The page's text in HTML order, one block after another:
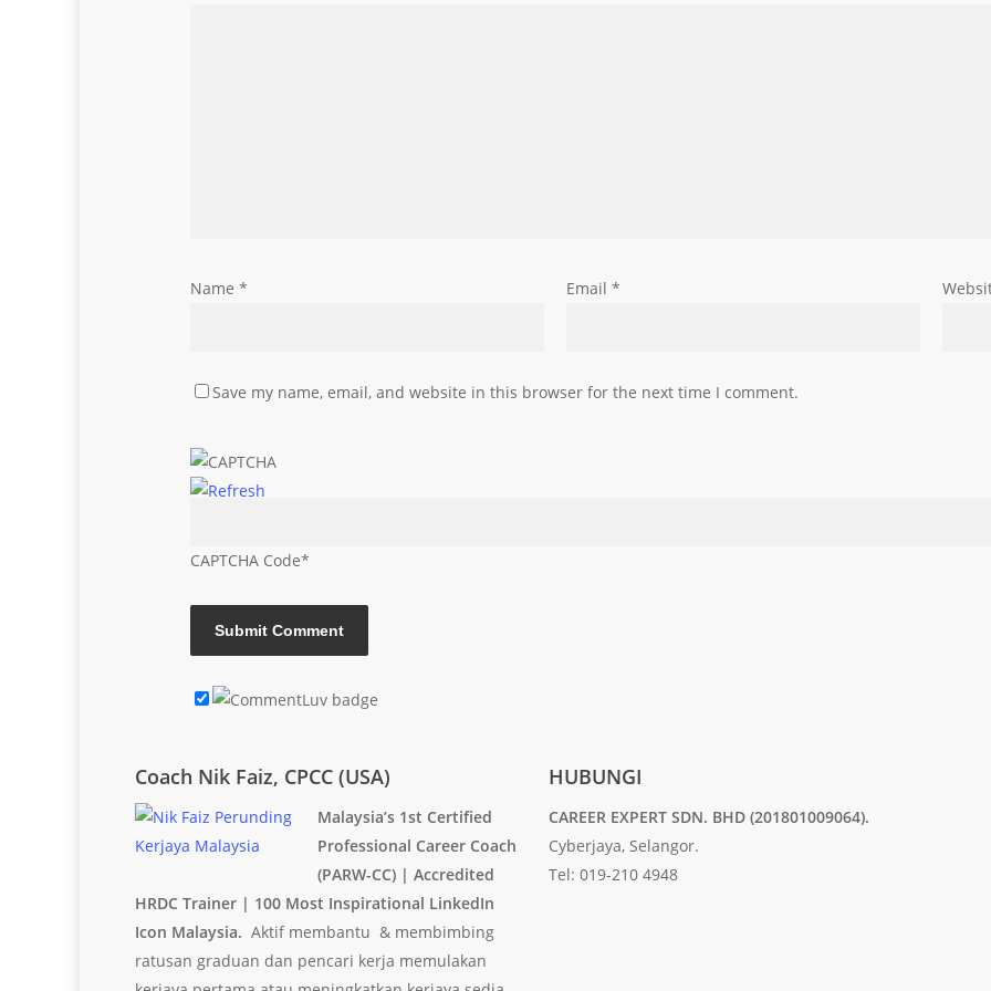
Name * Email *
Save my name, email, and website in this browser for the next time I comment.
CAPTCHA Code*
Coach Nik Faiz, CPCC (USA)
Malaysia’s 1st Certified
Professional Career Coach
(PARW-CC) | Accredited
HRDC Trainer | 100 Most Inspirational LinkedIn
Icon Malaysia. Aktif membantu & membimbing
ratusan graduan dan pencari kerja memulakan
HUBUNGI
CAREER EXPERT SDN. BHD (201801009064).
Cyberjaya, Selangor.
Tel: 019-210 4948